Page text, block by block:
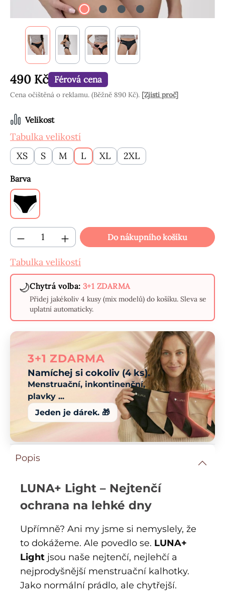
490 Kč Férová cena
Cena očištěná o reklamu. (Běžně 890 Kč). [Zjisti proč]
Vyberte
Velikost
Tabulka velikostí
XS
S M L XL 2XL
Vyberte
Barva
Černé
Množství produktu: Zadejte požadované
Do nákupního košíku
Tabulka velikostí
🌙Chytrá volba: 3+1 ZDARMA
Přidej jakékoliv 4 kusy (mix modelů) do košíku. Sleva se
uplatní automaticky.
3+1 ZDARMA
Namíchej si cokoliv (4 ks).
Menstruační, inkontinenční,
plavky ...
Jeden je dárek. 🎁
Popis
LUNA+ Light – Nejtenčí
ochrana na lehké dny
Upřímně? Ani my jsme si nemyslely, že
to dokážeme. Ale povedlo se. LUNA+
Light jsou naše nejtenčí, nejlehčí a
nejprodyšnější menstruační kalhotky.
Jako normální prádlo, ale chytřejší.